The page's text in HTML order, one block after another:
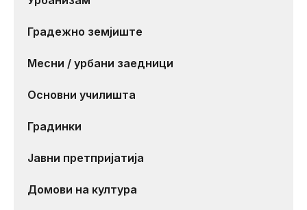
Градежно земјиште
Месни / урбани заедници
Основни училишта
Градинки
Јавни претпријатија
Домови на култура